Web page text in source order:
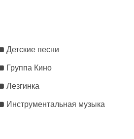
Детские песни
Группа Кино
Лезгинка
Инструментальная музыка